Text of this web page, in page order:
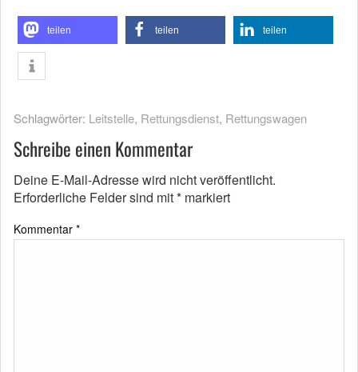
teilen teilen teilen
Schlagwörter: Leitstelle, Rettungsdienst, Rettungswagen
Schreibe einen Kommentar
Deine E-Mail-Adresse wird nicht veröffentlicht.
Erforderliche Felder sind mit* markiert
Kommentar *